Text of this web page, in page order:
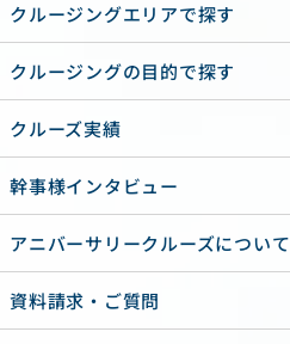
クルージングエリアで探す
クルージングの目的で探す
クルーズ実績
幹事様インタビュー
アニバーサリークルーズについて
資料請求・ご質問